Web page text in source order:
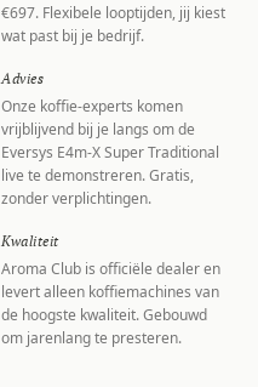
€697. Flexibele looptijden, jij kiest
wat past bij je bedrijf.
Advies
Onze koffie-experts komen
vrijblijvend bij je langs om de
Eversys E4m-X Super Traditional
live te demonstreren. Gratis,
zonder verplichtingen.
Kwaliteit
Aroma Club is officiële dealer en
levert alleen koffiemachines van
de hoogste kwaliteit. Gebouwd
om jarenlang te presteren.